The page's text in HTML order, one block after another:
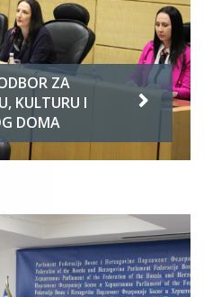
ZA
KULTURU I
DOMA